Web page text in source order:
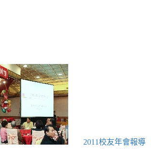
2011校友年會報導